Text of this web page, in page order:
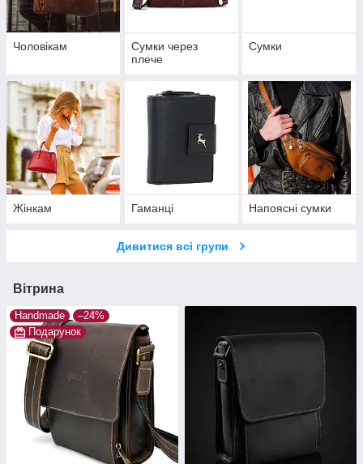
Чоловікам
Сумки через
плече
Сумки
Жінкам Гаманці Напоясні сумки
Дивитися всі групи
Вітрина
Handmade
–24%
Подарунок